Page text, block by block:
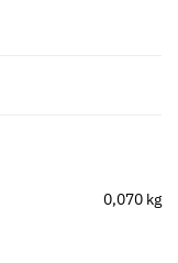
0,070 kg